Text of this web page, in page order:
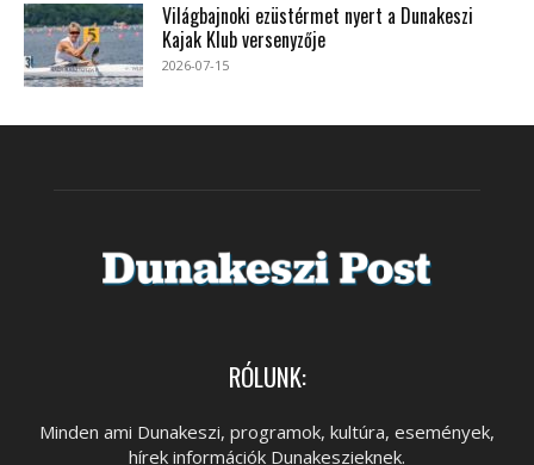
Világbajnoki ezüstérmet nyert a Dunakeszi
Kajak Klub versenyzője
2026-07-15
RÓLUNK:
Minden ami Dunakeszi, programok, kultúra, események,
hírek információk Dunakeszieknek.